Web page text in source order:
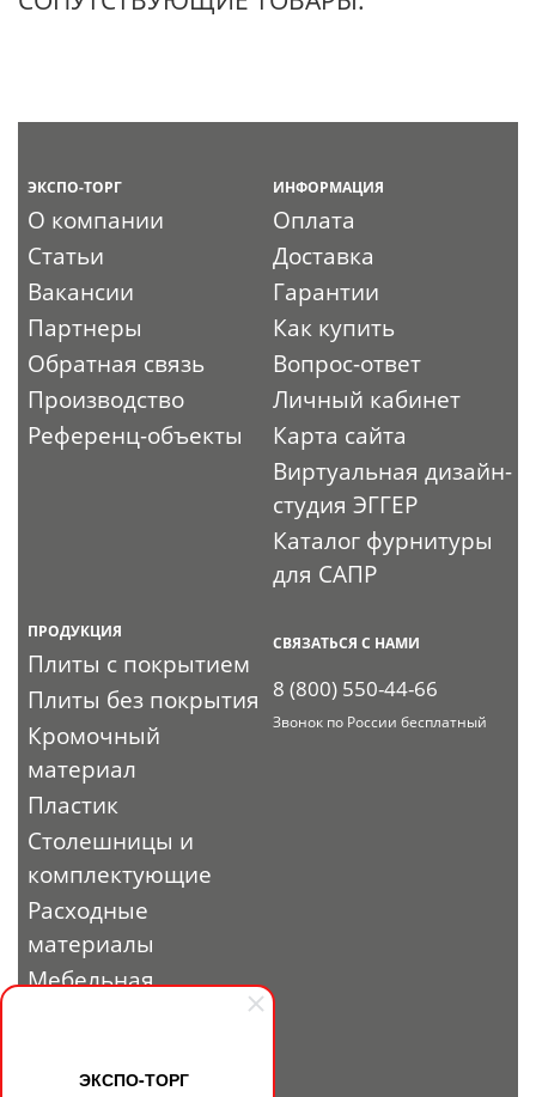
ЭКСПО-ТОРГ
ЭКСПО-ТОРГ
О компании
Статьи
Вакансии
Партнеры
Обратная связь
Производство
Референц-объекты
ИНФОРМАЦИЯ
Оплата
Доставка
Гарантии
Как купить
Вопрос-ответ
Личный кабинет
Карта сайта
Виртуальная дизайн-
студия ЭГГЕР
Каталог фурнитуры
для САПР
ПРОДУКЦИЯ
Плиты с покрытием
Плиты без покрытия
Кромочный
материал
Пластик
Столешницы и
комплектующие
Расходные
материалы
Мебельная
профиль и
СВЯЗАТЬСЯ С НАМИ
8 (800) 550-44-66
Звонок по России бесплатный